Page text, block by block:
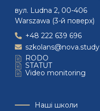
вул. Ludna 2, 00-406
Warszawa (3-й поверх)
+48 222 639 696
szkolans@nova.study
RODO
STATUT
Video monitoring
Наші школи